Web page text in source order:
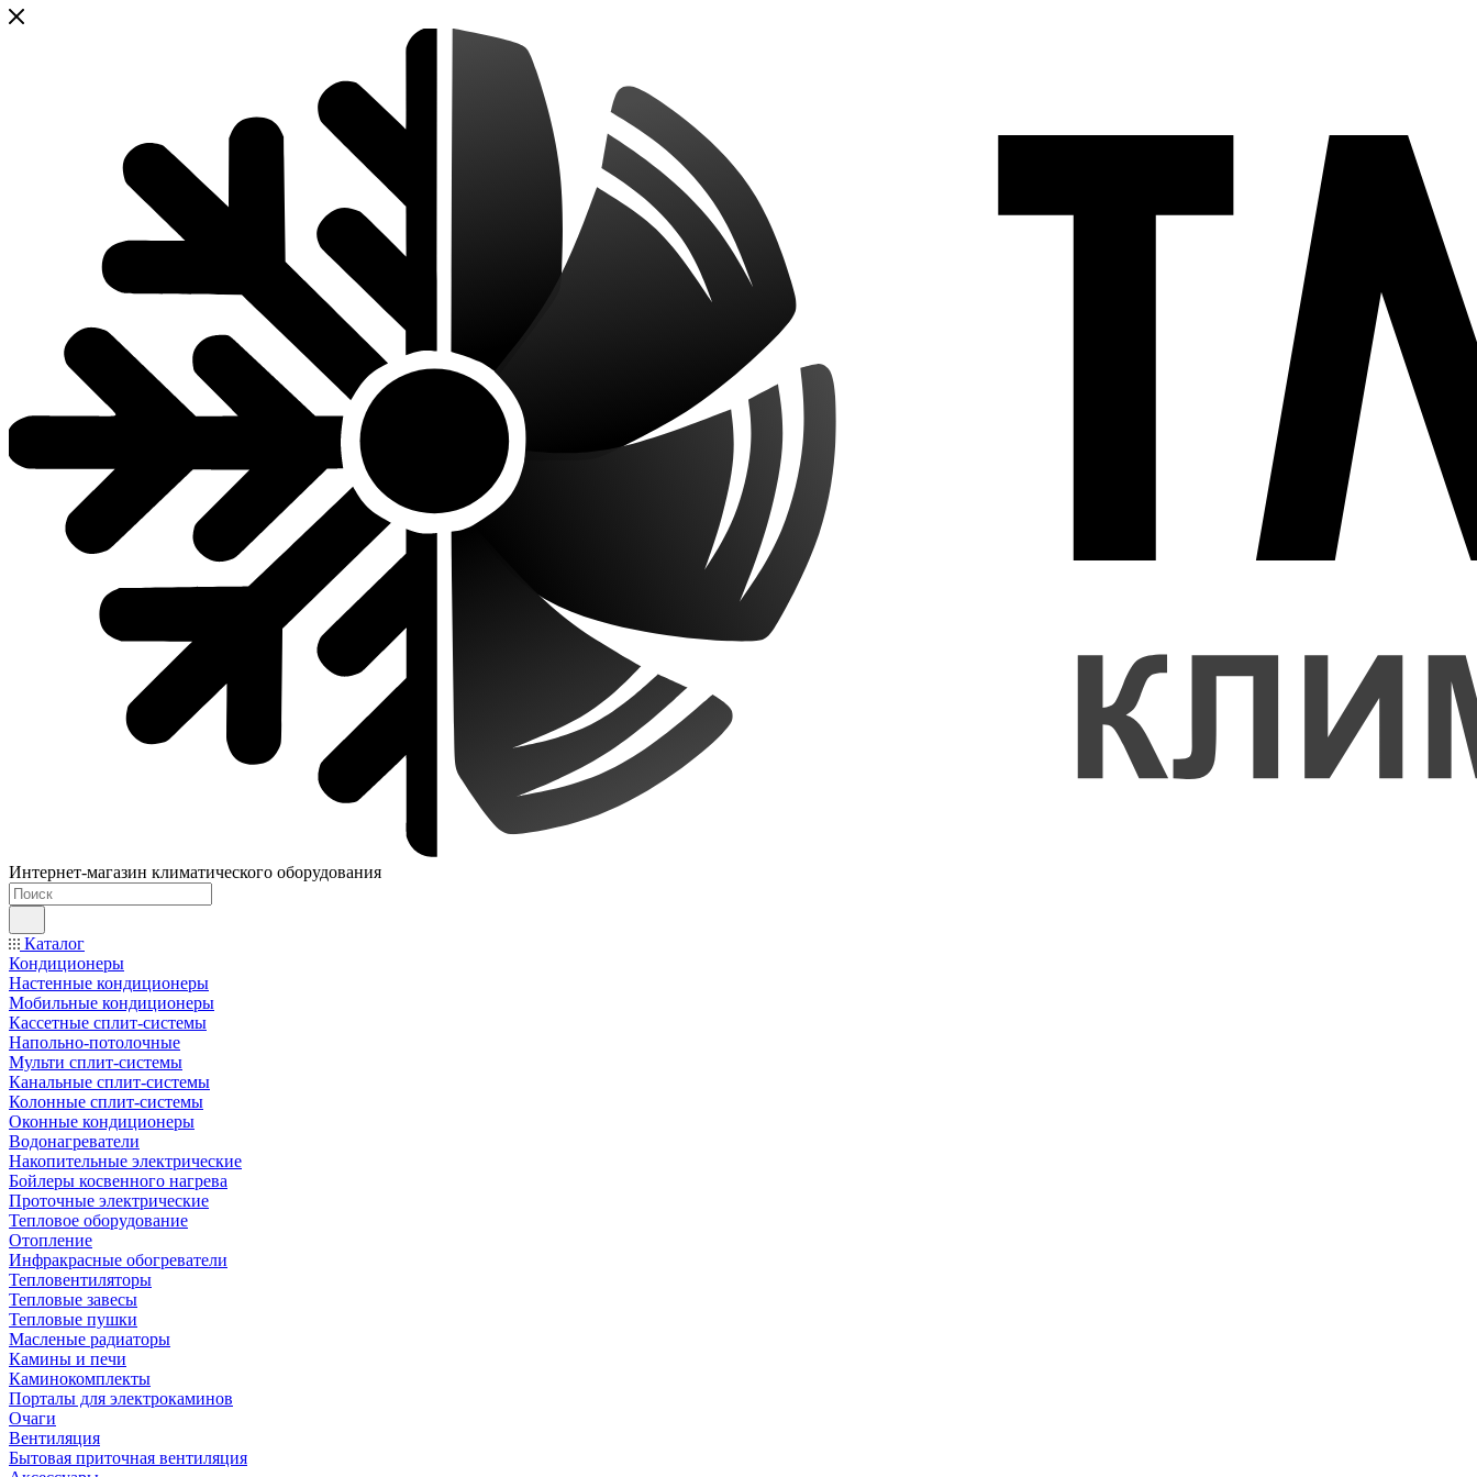
Интернет-магазин климатического оборудования
Каталог
Кондиционеры
Настенные кондиционеры
Мобильные кондиционеры
Кассетные сплит-системы
Напольно-потолочные
Мульти сплит-системы
Канальные сплит-системы
Колонные сплит-системы
Оконные кондиционеры
Водонагреватели
Накопительные электрические
Бойлеры косвенного нагрева
Проточные электрические
Тепловое оборудование
Отопление
Инфракрасные обогреватели
Тепловентиляторы
Тепловые завесы
Тепловые пушки
Масленые радиаторы
Камины и печи
Каминокомплекты
Порталы для электрокаминов
Очаги
Вентиляция
Бытовая приточная вентиляция